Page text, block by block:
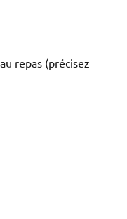
repas (précisez